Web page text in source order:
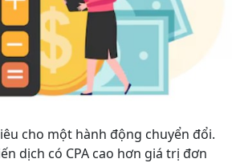
cho một hành động chuyển đổi.
dịch có CPA cao hơn giá trị đơn